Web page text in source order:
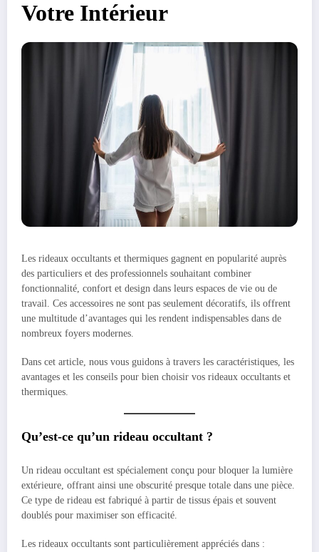
Votre Intérieur
Les rideaux occultants et thermiques gagnent en popularité auprès
des particuliers et des professionnels souhaitant combiner
fonctionnalité, confort et design dans leurs espaces de vie ou de
travail. Ces accessoires ne sont pas seulement décoratifs, ils offrent
une multitude d’avantages qui les rendent indispensables dans de
nombreux foyers modernes.
Dans cet article, nous vous guidons à travers les caractéristiques, les
avantages et les conseils pour bien choisir vos rideaux occultants et
thermiques.
Qu’est-ce qu’un rideau occultant ?
Un rideau occultant est spécialement conçu pour bloquer la lumière
extérieure, offrant ainsi une obscurité presque totale dans une pièce.
Ce type de rideau est fabriqué à partir de tissus épais et souvent
doublés pour maximiser son efficacité.
Les rideaux occultants sont particulièrement appréciés dans :